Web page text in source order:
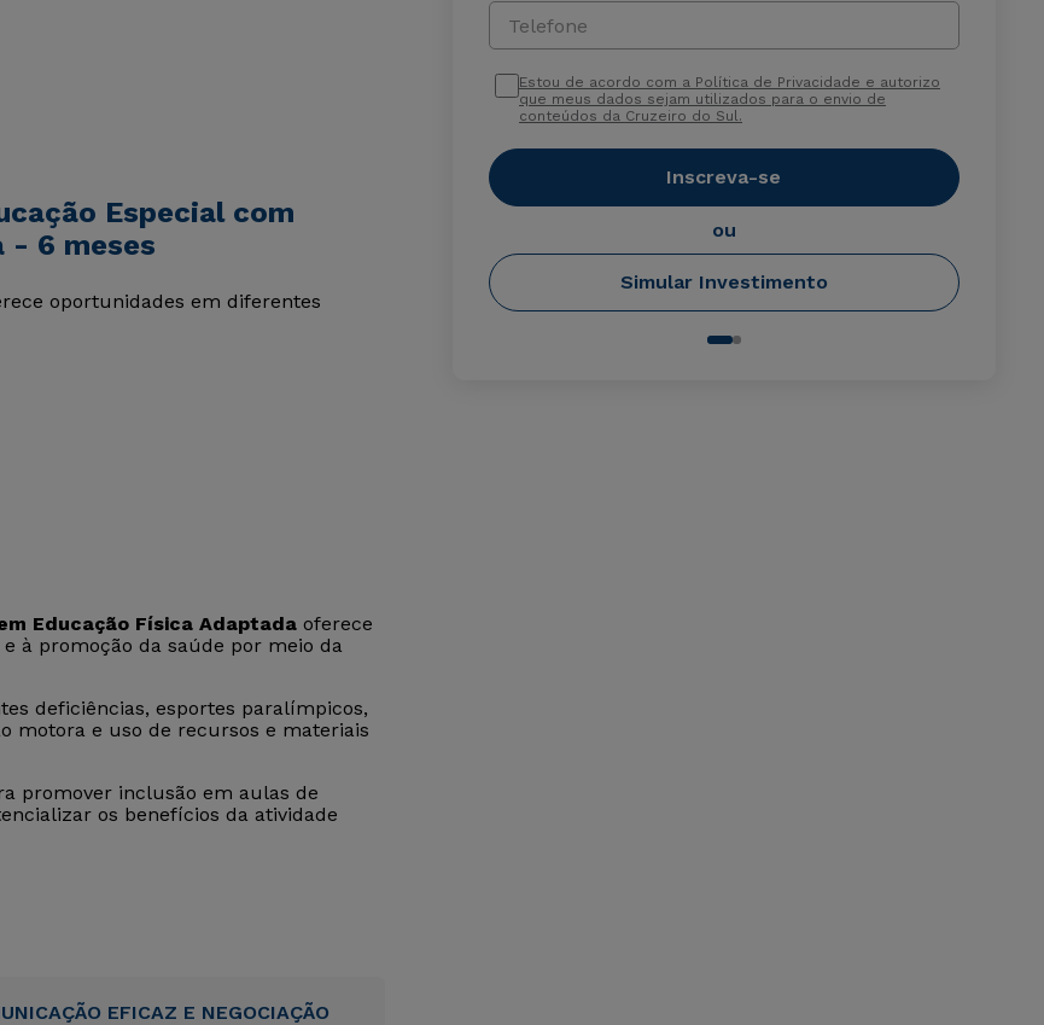
Especial com
- 6 meses
oportunidades em diferentes
Educação Física Adaptada oferece
à promoção da saúde por meio da
deficiências, esportes paralímpicos,
motora e uso de recursos e materiais
promover inclusão em aulas de
os benefícios da atividade
EFICAZ E NEGOCIAÇÃO
Telefone
Estou de acordo com a Política de Privacidade e autorizo
que meus dados sejam utilizados para o envio de
conteúdos da Cruzeiro do Sul.
Inscreva-se
ou
Simular Investimento